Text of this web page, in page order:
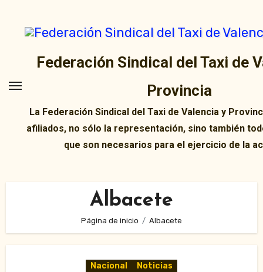
contenido
Federación Sindical del Taxi de
Provincia
La Federación Sindical del Taxi de Valencia y
afiliados, no sólo la representación, sino también
que son necesarios para el ejercicio de la
Albacete
Página de inicio Albacete
Nacional Noticias